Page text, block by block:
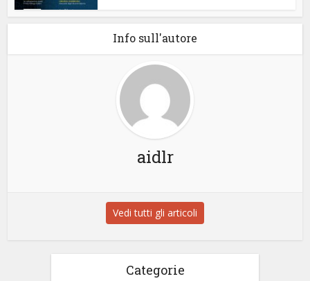
Info sull'autore
aidlr
Vedi tutti gli articoli
Categorie